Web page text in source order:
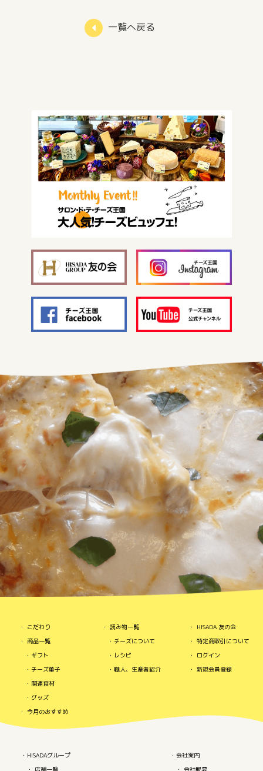
一覧へ戻る
こだわり
商品一覧
ギフト
チーズ菓子
関連食材
グッズ
今月のおすすめ
読み物一覧
チーズについて
レシピ
職人、生産者紹介
HISADA 友の会
特定商取引について
ログイン
新規会員登録
HISADAグループ
会社案内